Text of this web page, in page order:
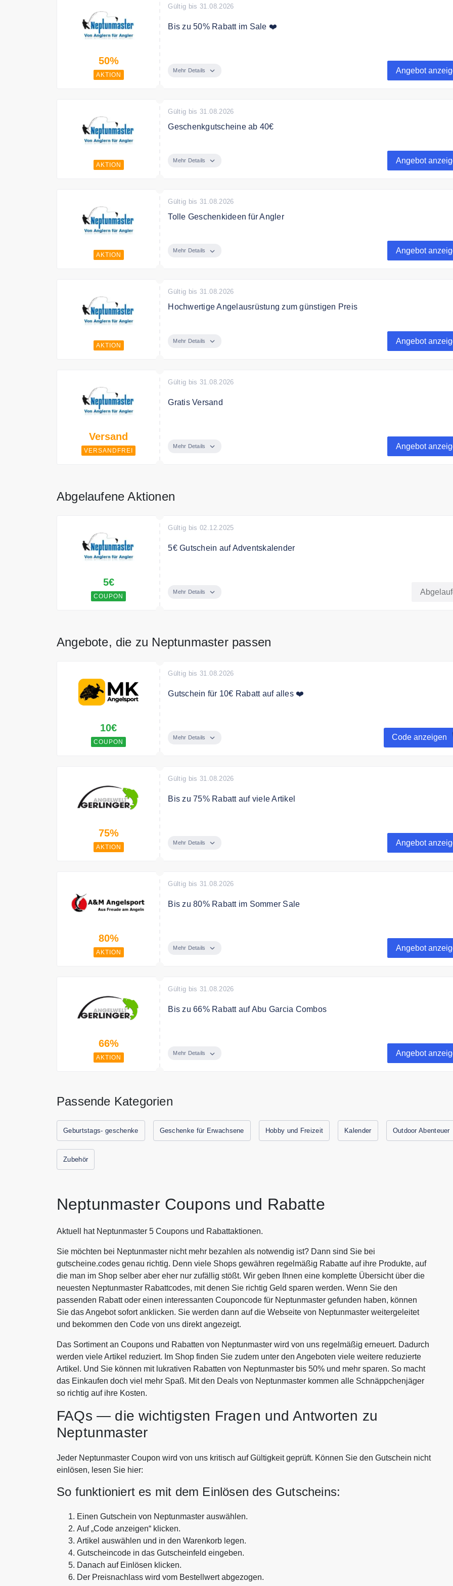
aktuellen Gutscheinen und Rabattaktionen
50%
AKTION
Gültig bis 31.08.2026
Bis zu 50% Rabatt im Sale ❤️
Mehr Details Angebot
AKTION
Gültig bis 31.08.2026
Geschenkgutscheine ab 40€
Mehr Details Angebot
AKTION
Gültig bis 31.08.2026
Tolle Geschenkideen für Angler
Weihnachtsgeschenk für Angler oder ein Geburtstagsgeschenk oder
Mehr Details Angebot
AKTION
Gültig bis 31.08.2026
Hochwertige Angelausrüstung zum günstigen Preis
Mehr Details Angebot
Versand
VERSANDFREI
Gültig bis 31.08.2026
Gratis Versand
Mehr Details Angebot
Abgelaufene Aktionen
5€
COUPON
Gültig bis 02.12.2025
5€ Gutschein auf Adventskalender
Mehr Details
Angebote, die zu Neptunmaster passen
10€
COUPON
Gültig bis 31.08.2026
Gutschein für 10€ Rabatt auf alles ❤️
Mehr Details Code anzeigen
75%
AKTION
Gültig bis 31.08.2026
Bis zu 75% Rabatt auf viele Artikel
Mehr Details Angebot
80%
AKTION
Gültig bis 31.08.2026
Bis zu 80% Rabatt im Sommer Sale
Mehr Details Angebot
66%
AKTION
Gültig bis 31.08.2026
Bis zu 66% Rabatt auf Abu Garcia Combos
Mehr Details Angebot
Passende Kategorien
Geburtstags- geschenke Geschenke für Erwachsene Hobby und Freizeit Kalender Outdoor Abenteuer
Zubehör
Neptunmaster Coupons und Rabatte
Aktuell hat Neptunmaster 5 Coupons und Rabattaktionen.
Sie möchten bei Neptunmaster nicht mehr bezahlen als notwendig ist? Dann sind Sie bei
gutscheine.codes genau richtig. Denn viele Shops gewähren regelmäßig Rabatte auf ihre Produkte, auf
die man im Shop selber aber eher nur zufällig stößt. Wir geben Ihnen eine komplette Übersicht über die
neuesten Neptunmaster Rabattcodes, mit denen Sie richtig Geld sparen werden. Wenn Sie den
passenden Rabatt oder einen interessanten Couponcode für Neptunmaster gefunden haben, können
Sie das Angebot sofort anklicken. Sie werden dann auf die Webseite von Neptunmaster weitergeleitet
und bekommen den Code von uns direkt angezeigt.
Das Sortiment an Coupons und Rabatten von Neptunmaster wird von uns regelmäßig erneuert. Dadurch
werden viele Artikel reduziert. Im Shop finden Sie zudem unter den Angeboten viele weitere reduzierte
Artikel. Und Sie können mit lukrativen Rabatten von Neptunmaster bis 50% und mehr sparen. So macht
das Einkaufen doch viel mehr Spaß. Mit den Deals von Neptunmaster kommen alle Schnäppchenjäger
so richtig auf ihre Kosten.
FAQs — die wichtigsten Fragen und Antworten zu
Neptunmaster
Jeder Neptunmaster Coupon wird von uns kritisch auf Gültigkeit geprüft. Können Sie den Gutschein nicht
einlösen, lesen Sie hier:
So funktioniert es mit dem Einlösen des Gutscheins:
Einen Gutschein von Neptunmaster auswählen.
Auf „Code anzeigen“ klicken.
Artikel auswählen und in den Warenkorb legen.
Gutscheincode in das Gutscheinfeld eingeben.
Danach auf Einlösen klicken.
Der Preisnachlass wird vom Bestellwert abgezogen.